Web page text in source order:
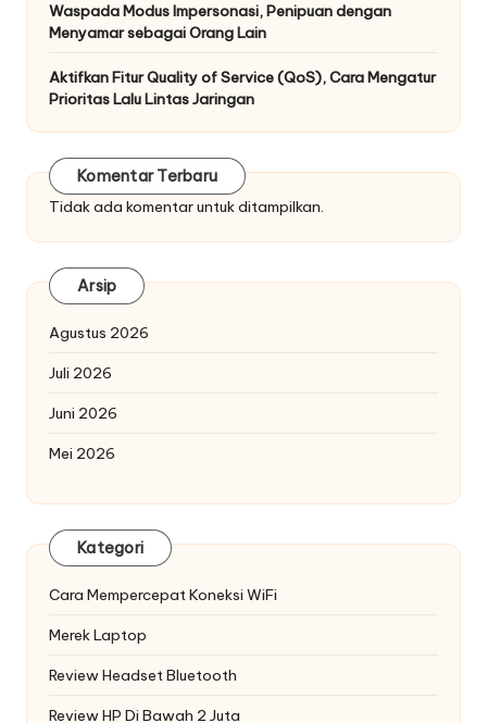
Waspada Modus Impersonasi, Penipuan dengan
Menyamar sebagai Orang Lain
Aktifkan Fitur Quality of Service (QoS), Cara Mengatur
Prioritas Lalu Lintas Jaringan
Komentar Terbaru
Tidak ada komentar untuk ditampilkan.
Arsip
Agustus 2026
Juli 2026
Juni 2026
Mei 2026
Kategori
Cara Mempercepat Koneksi WiFi
Merek Laptop
Review Headset Bluetooth
Review HP Di Bawah 2 Juta